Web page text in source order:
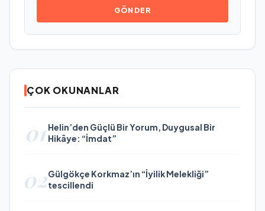
GÖNDER
ÇOK OKUNANLAR
01 Helin’den Güçlü Bir Yorum, Duygusal Bir
Hikâye: “İmdat”
02Gülgökçe Korkmaz’ın “İyilik Melekliği”
tescillendi